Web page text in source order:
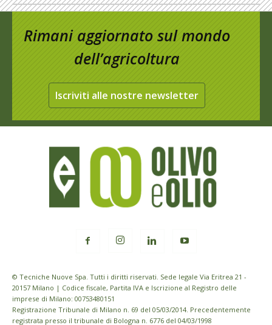
Rimani aggiornato sul mondo
dell’agricoltura
Iscriviti alle nostre newsletter
© Tecniche Nuove Spa. Tutti i diritti riservati. Sede legale Via Eritrea 21 -
20157 Milano | Codice fiscale, Partita IVA e Iscrizione al Registro delle
imprese di Milano: 00753480151
Registrazione Tribunale di Milano n. 69 del 05/03/2014. Precedentemente
registrata presso il tribunale di Bologna n. 6776 del 04/03/1998